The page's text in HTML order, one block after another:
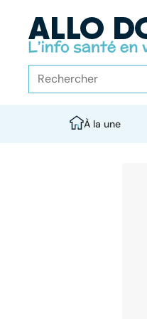
À la une